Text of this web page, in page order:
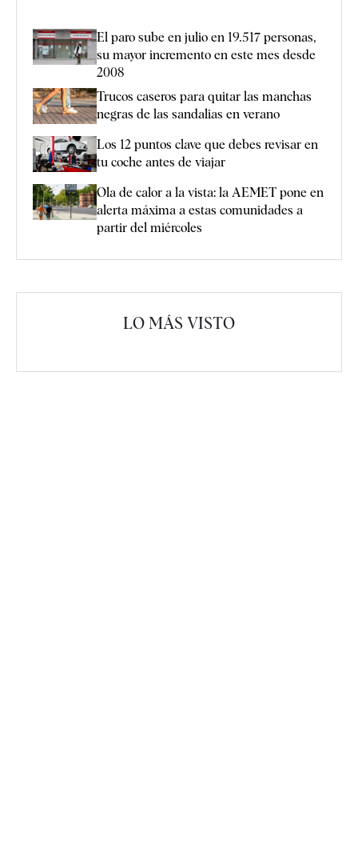
El paro sube en julio en 19.517 personas,
su mayor incremento en este mes desde
2008
Trucos caseros para quitar las manchas
negras de las sandalias en verano
Los 12 puntos clave que debes revisar en
tu coche antes de viajar
Ola de calor a la vista: la AEMET pone en
alerta máxima a estas comunidades a
partir del miércoles
LO MÁS VISTO